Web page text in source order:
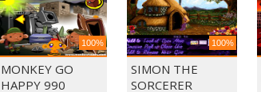
100%
MONKEY GO
HAPPY 990
100%
SIMON THE
SORCERER